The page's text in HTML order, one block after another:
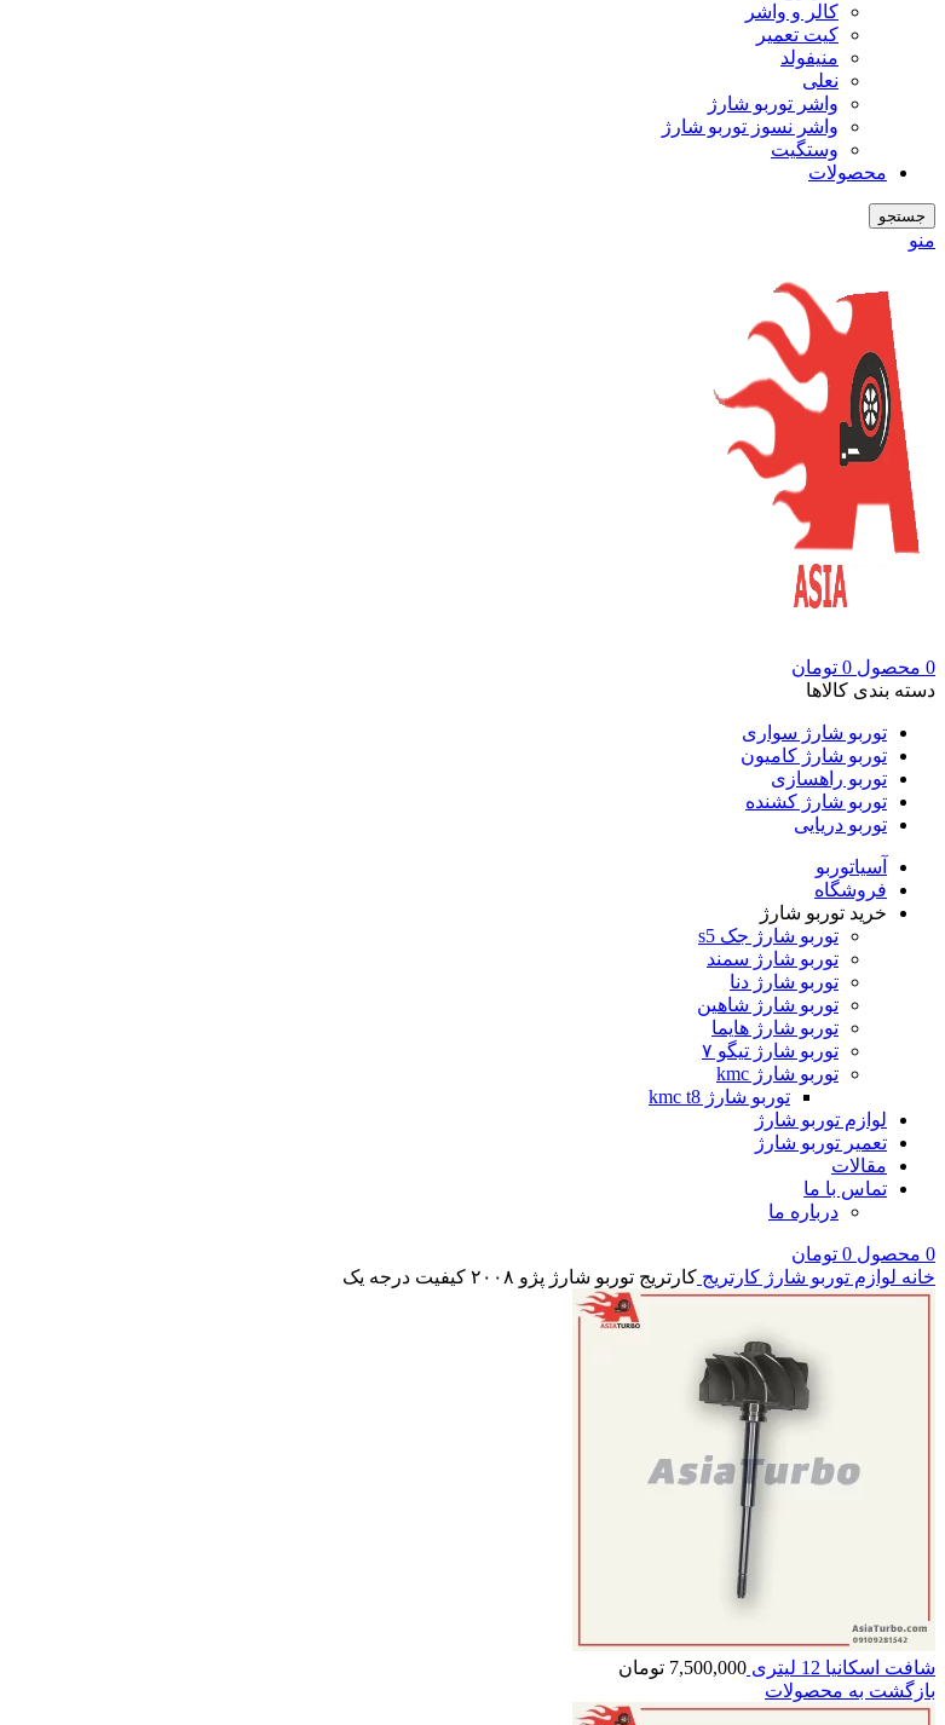
کالر و واشر
کیت تعمیر
منیفولد
نعلی
واشر توربو شارژ
واشر نسوز توربو شارژ
وستگیت
محصولات
جستجو
منو
0 محصول 0 تومان
دسته بندی کالاها
توربو شارژ سواری
توربو شارژ کامیون
توربو راهسازی
توربو شارژ کشنده
توربو دریایی
آسیاتوربو
فروشگاه
خرید توربو شارژ
توربو شارژ جک s5
توربو شارژ سمند
توربو شارژ دنا
توربو شارژ شاهین
توربو شارژ هایما
توربو شارژ تیگو ۷
توربو شارژ kmc
توربو شارژ kmc t8
لوازم توربو شارژ
تعمیر توربو شارژ
مقالات
تماس با ما
درباره ما
0 محصول 0 تومان
خانه لوازم توربو شارژ کارتریج کارتریج توربو شارژ پژو ۲۰۰۸ کیفیت درجه یک
شافت اسکانیا 12 لیتری 7,500,000 تومان
بازگشت به محصولات